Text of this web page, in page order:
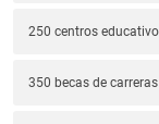
250 centros
350 becas de